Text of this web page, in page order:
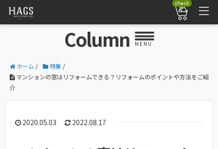
check
Column MENU
ホーム / 特集 /
マンションの窓はリフォームできる？リフォームのポイントや方法をご紹
介
2020.05.03 2022.08.17